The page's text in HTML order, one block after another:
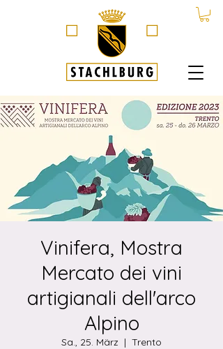
Vinifera, Mostra
Mercato dei vini
artigianali dell'arco
Alpino
Sa., 25. März
  |
Trento